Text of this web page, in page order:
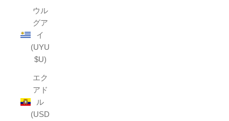
ウル
グア
イ
(UYU
$U)
エク
アド
ル
(USD